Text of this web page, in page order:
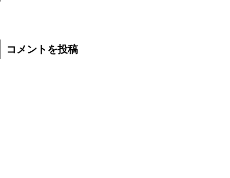
コメントを投稿